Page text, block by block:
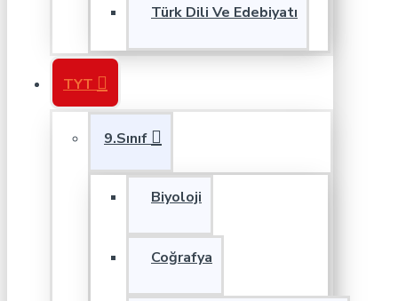
Türk Dili Ve Edebiyatı
TYT
9.Sınıf
Biyoloji
Coğrafya